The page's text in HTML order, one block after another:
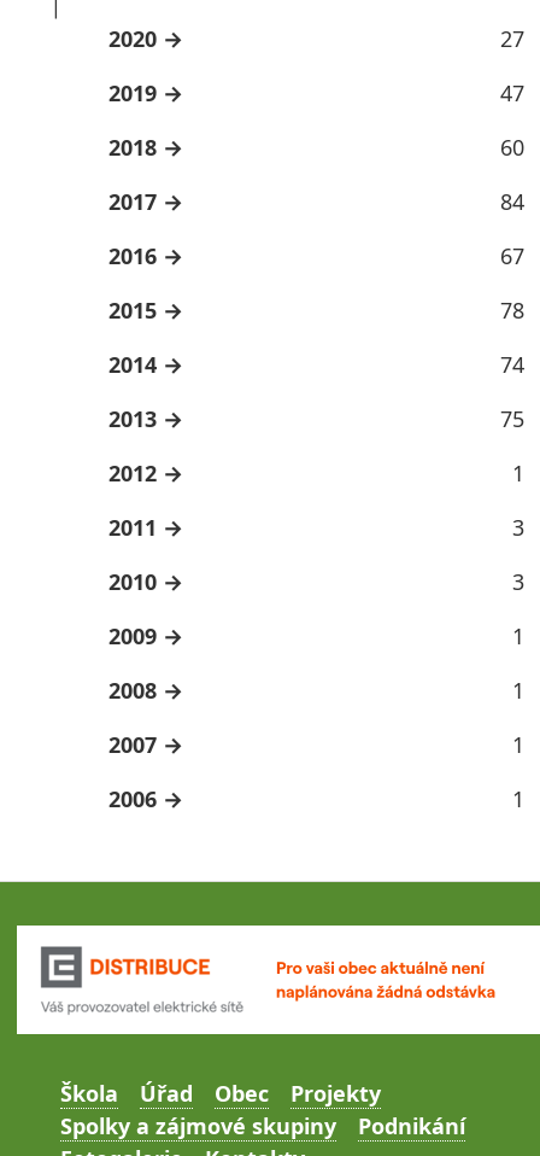
2020
27
2019
47
2018
60
2017
84
2016
67
2015
78
2014
74
2013
75
2012
1
2011
3
2010
3
2009
1
2008
1
2007
1
2006
1
Škola Úřad Obec
Projekty
Spolky a zájmové skupiny
Podnikání